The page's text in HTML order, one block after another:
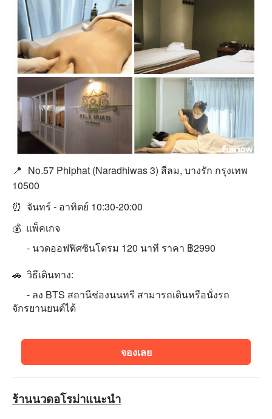
📍 No.57 Phiphat (Naradhiwas 3) สีลม, บางรัก กรุงเทพ
10500
⏰ จันทร์ - อาทิตย์ 10:30-20:00
💰 แพ็คเกจ
- นวดออฟฟิศซินโดรม 120 นาที ราคา ฿2990
🚗 วิธีเดินทาง:
- ลง BTS สถานีช่องนนทรี สามารถเดินหรือนั่งรถ
จักรยานยนต์ได้
จองเลย
ร้านนวดอโรม่าแนะนำ